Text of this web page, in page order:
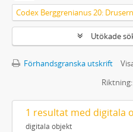
Utökade
Förhandsgranska utskrift
Riktning:
1 resultat med digitala
digitala objekt